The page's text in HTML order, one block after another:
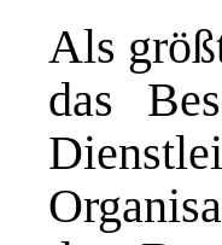
Als
das